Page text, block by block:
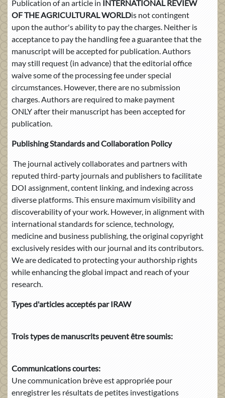
Publication of an article in INTERNATIONAL REVIEW
OF THE AGRICULTURAL WORLDis not contingent
upon the author's ability to pay the charges. Neither is
acceptance to pay the handling fee a guarantee that the
manuscript will be accepted for publication. Authors
may still request (in advance) that the editorial office
waive some of the processing fee under special
circumstances. However, there are no submission
charges. Authors are required to make payment
ONLY after their manuscript has been accepted for
publication.
Publishing Standards and Collaboration Policy
The journal actively collaborates and partners with
reputed third-party journals and publishers to facilitate
DOI assignment, content linking, and indexing across
diverse platforms. This ensure maximum visibility and
discoverability of your work. However, in alignment with
international standards for science, technology,
medicine and business publishing, the original copyright
exclusively resides with our journal and its contributors.
We are dedicated to protecting your authorship rights
while enhancing the global impact and reach of your
research.
Types d'articles acceptés par IRAW
Trois types de manuscrits peuvent être soumis:
Communications courtes:
Une communication brève est appropriée pour
enregistrer les résultats de petites investigations